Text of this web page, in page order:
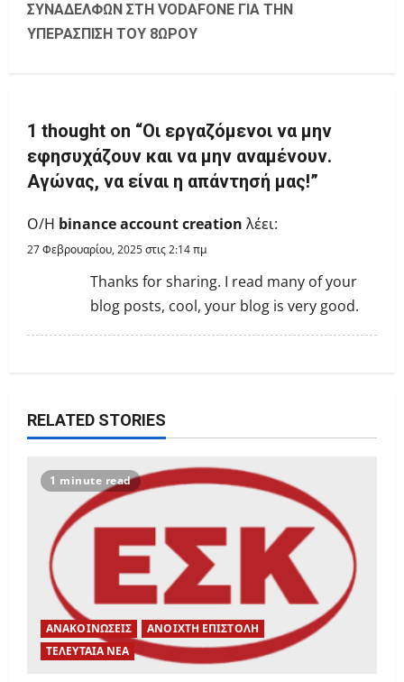
n
i
g
t
ΣΥΝΑΔΕΛΦΩΝ ΣΤΗ VODAFONE ΓΙΑ ΤΗΝ
ΥΠΕΡΑΣΠΙΣΗ ΤΟΥ 8ΩΡΟΥ
1 thought on “Οι εργαζόμενοι να μην
εφησυχάζουν και να μην αναμένουν.
Αγώνας, να είναι η απάντησή μας!”
Ο/Η binance account creation λέει:
27 Φεβρουαρίου, 2025 στις 2:14 πμ
Thanks for sharing. I read many of your
blog posts, cool, your blog is very good.
RELATED STORIES
1 minute read
ΑΝΑΚΟΙΝΩΣΕΙΣ
ΑΝΟΙΧΤΗ ΕΠΙΣΤΟΛΗ
ΤΕΛΕΥΤΑΙΑ ΝΕΑ